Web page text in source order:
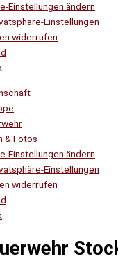
Einstellungen ändern
Einstellungen
widerrufen
& Fotos
Einstellungen ändern
Einstellungen
widerrufen